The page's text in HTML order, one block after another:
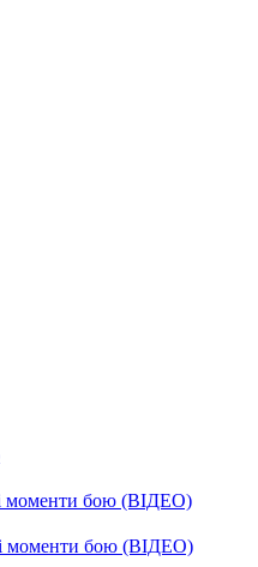
моменти бою (ВІДЕО)
моменти бою (ВІДЕО)